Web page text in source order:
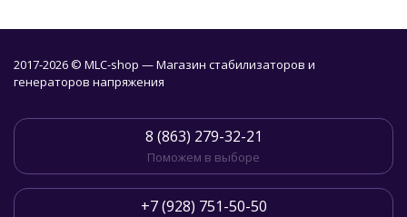
2017-2026 © MLC-shop — Магазин стабилизаторов и
генераторов напряжения
8 (863) 279-32-21
Поможем в выборе
+7 (928) 751-50-50